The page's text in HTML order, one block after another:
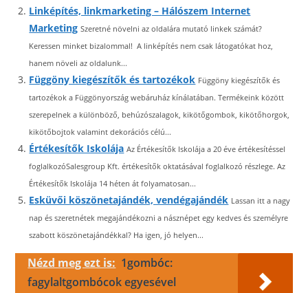
Linképítés, linkmarketing – Hálószem Internet
Marketing Szeretné növelni az oldalára mutató linkek számát?
Keressen minket bizalommal! A linképítés nem csak látogatókat hoz,
hanem növeli az oldalunk...
Függöny kiegészítők és tartozékok Függöny kiegészítők és
tartozékok a Függönyország webáruház kínálatában. Termékeink között
szerepelnek a különböző, behúzószalagok, kikötőgombok, kikötőhorgok,
kikötőbojtok valamint dekorációs célú...
Értékesítők Iskolája Az Értékesítők Iskolája a 20 éve értékesítéssel
foglalkozóSalesgroup Kft. értékesítők oktatásával foglalkozó részlege. Az
Értékesítők Iskolája 14 héten át folyamatosan...
Esküvői köszönetajándék, vendégajándék Lassan itt a nagy
nap és szeretnétek megajándékozni a násznépet egy kedves és személyre
szabott köszönetajándékkal? Ha igen, jó helyen...
Nézd meg ezt is: 1gombóc:
fagylaltgombócok egyesével